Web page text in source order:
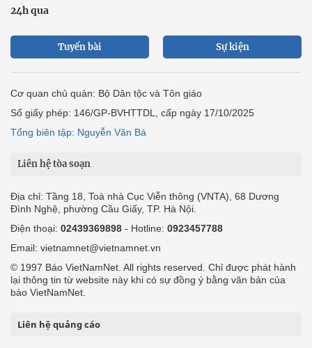
24h qua
Tuyến bài Sự kiện
Cơ quan chủ quản: Bộ Dân tộc và Tôn giáo
Số giấy phép: 146/GP-BVHTTDL, cấp ngày 17/10/2025
Tổng biên tập: Nguyễn Văn Bá
Liên hệ tòa soạn
Địa chỉ: Tầng 18, Toà nhà Cục Viễn thông (VNTA), 68 Dương
Đình Nghệ, phường Cầu Giấy, TP. Hà Nội.
Điện thoại: 02439369898 - Hotline: 0923457788
Email: vietnamnet@vietnamnet.vn
© 1997 Báo VietNamNet. All rights reserved. Chỉ được phát hành
lại thông tin từ website này khi có sự đồng ý bằng văn bản của
báo VietNamNet.
Liên hệ quảng cáo